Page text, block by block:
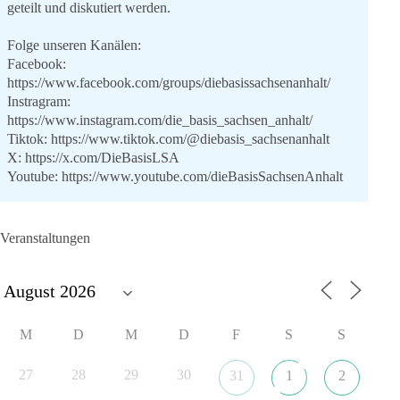
geteilt und diskutiert werden.
Folge unseren Kanälen:
Facebook:
https://www.facebook.com/groups/diebasissachsenanhalt/
Instragram:
https://www.instagram.com/die_basis_sachsen_anhalt/
Tiktok: https://www.tiktok.com/@diebasis_sachsenanhalt
X: https://x.com/DieBasisLSA
Youtube: https://www.youtube.com/dieBasisSachsenAnhalt
lohnt, dieBasis zu wählen.
Veranstaltungen
M D M D F S S
27 28 29 30 31 1 2